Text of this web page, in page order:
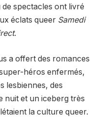
spectacles ont livré
éclats queer Samedi
.
a offert des romances
héros enfermés,
lesbiennes, des
nuit et un iceberg très
la culture queer.